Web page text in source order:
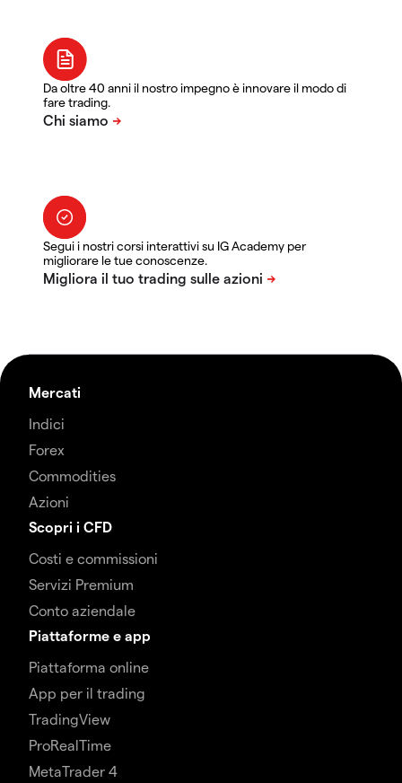
Da oltre 40 anni il nostro impegno è innovare il modo di
fare trading.
Segui i nostri corsi interattivi su IG Academy per
migliorare le tue conoscenze.
Mercati
Indici
Forex
Commodities
Azioni
Scopri i CFD
Costi e commissioni
Servizi Premium
Conto aziendale
Piattaforme e app
Piattaforma online
App per il trading
TradingView
ProRealTime
MetaTrader 4